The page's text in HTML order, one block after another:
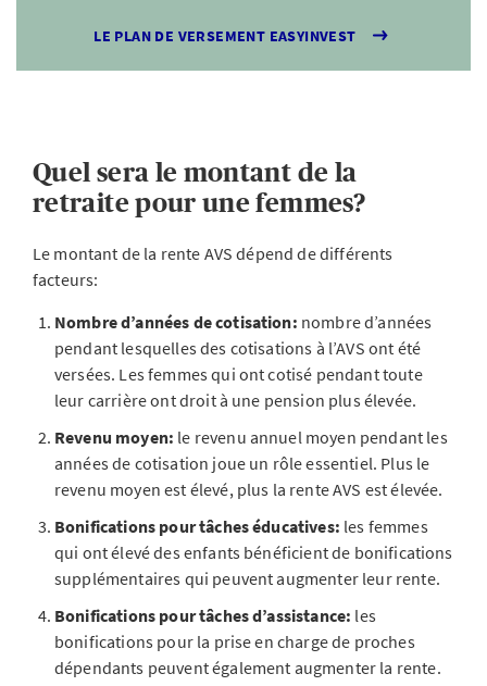
LE PLAN DE VERSEMENT EASYINVEST
Quel sera le montant de la
retraite pour une femmes?
Le montant de la rente AVS dépend de différents
facteurs:
Nombre d’années de cotisation: nombre d’années
pendant lesquelles des cotisations à l’AVS ont été
versées. Les femmes qui ont cotisé pendant toute
leur carrière ont droit à une pension plus élevée.
Revenu moyen: le revenu annuel moyen pendant les
années de cotisation joue un rôle essentiel. Plus le
revenu moyen est élevé, plus la rente AVS est élevée.
Bonifications pour tâches éducatives: les femmes
qui ont élevé des enfants bénéficient de bonifications
supplémentaires qui peuvent augmenter leur rente.
Bonifications pour tâches d’assistance: les
bonifications pour la prise en charge de proches
dépendants peuvent également augmenter la rente.